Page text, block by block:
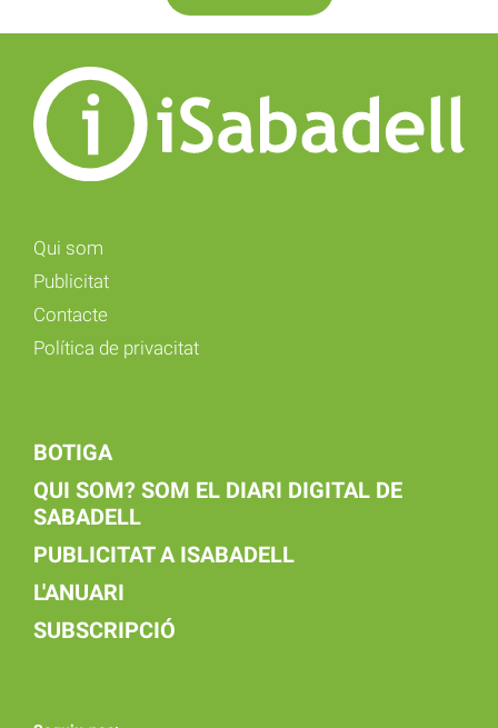
Qui som
Publicitat
Contacte
Política de privacitat
BOTIGA
QUI SOM? SOM EL DIARI DIGITAL DE
SABADELL
PUBLICITAT A ISABADELL
L'ANUARI
SUBSCRIPCIÓ